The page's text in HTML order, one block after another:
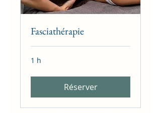
Fasciathérapie
1 h
Réserver